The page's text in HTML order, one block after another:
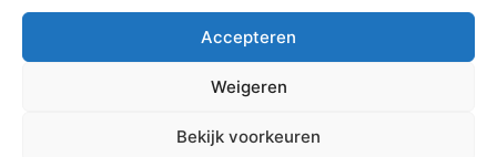
Accepteren
Weigeren
Bekijk voorkeuren
© 2026 AlleNamen.nl